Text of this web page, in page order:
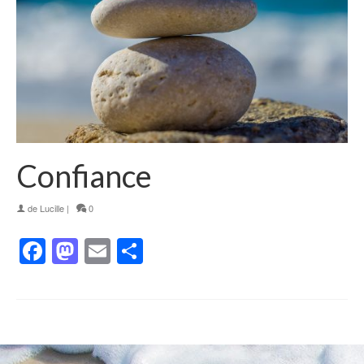
Confiance
de Lucille | 0
Facebook
Mastodon
Email